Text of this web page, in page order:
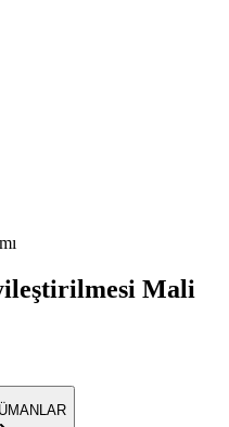
Mali